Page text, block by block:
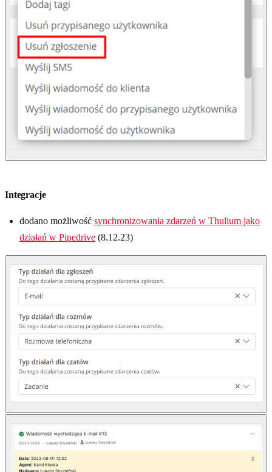
Integracje
dodano możliwość synchronizowania zdarzeń w Thulium jako
działań w Pipedrive (8.12.23)